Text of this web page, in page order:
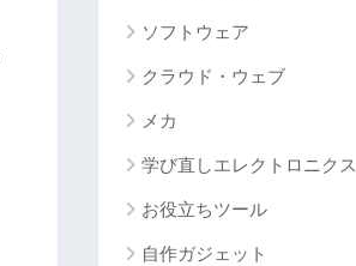
ソフトウェア
クラウド・ウェブ
メカ
学び直しエレクトロニクス
お役立ちツール
自作ガジェット